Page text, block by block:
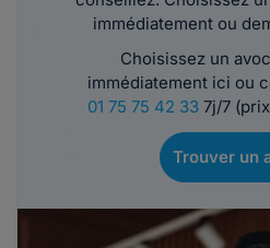
immédiatement ou
Choisissez un
immédiatement ici ou
01 75 75 42 337j/7
Trouver un